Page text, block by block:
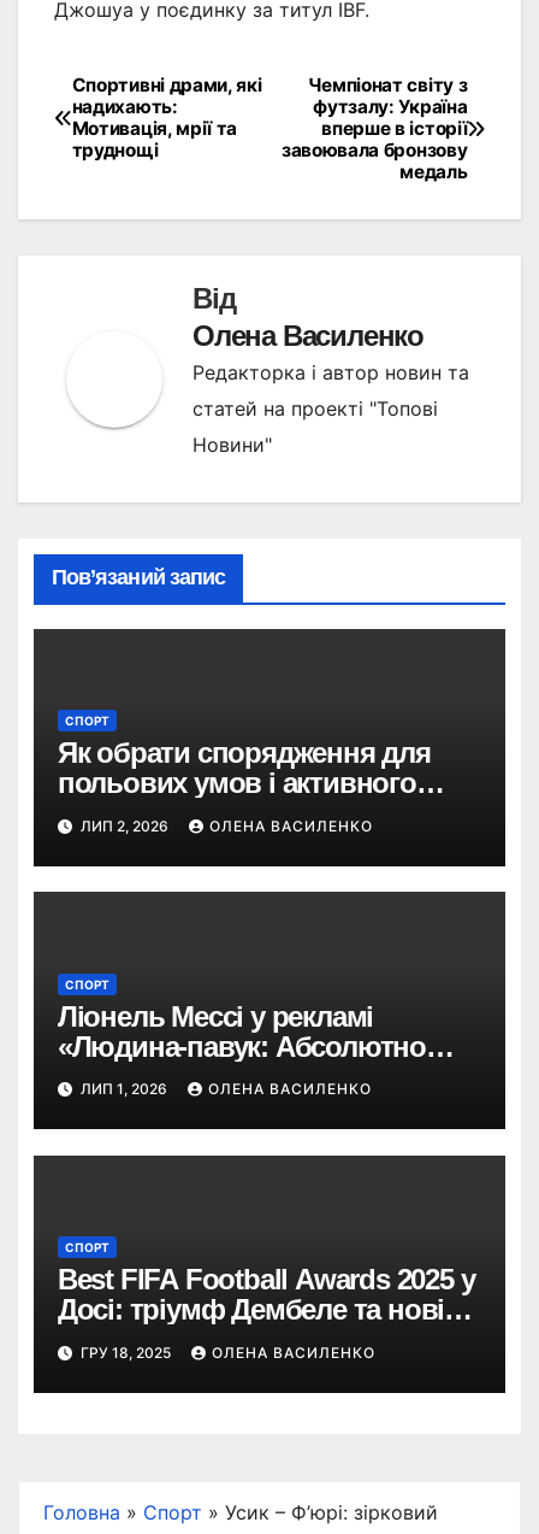
Джошуа у поєдинку за титул IBF.
Навігація
записів
Чемпіонат світу з
футзалу: Україна
вперше в історії
завоювала бронзову
медаль
Спортивні драми, які
надихають:
Мотивація, мрії та
труднощі
Від
Олена Василенко
Редакторка і автор новин та
статей на проекті "Топові
Новини"
Пов’язаний запис
СПОРТ
Як обрати спорядження для
польових умов і активного
відпочинку
ЛИП 2, 2026 ОЛЕНА ВАСИЛЕНКО
СПОРТ
Ліонель Мессі у рекламі
«Людина-павук: Абсолютно
новий день»: навіщо Sony
запросила футбольну легенду
ЛИП 1, 2026 ОЛЕНА ВАСИЛЕНКО
СПОРТ
Best FIFA Football Awards 2025 у
Досі: тріумф Дембеле та нові
герої світового футболу
ГРУ 18, 2025 ОЛЕНА ВАСИЛЕНКО
Головна » Спорт » Усик – Ф’юрі: зірковий